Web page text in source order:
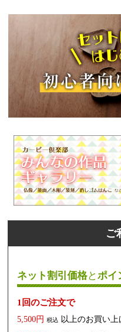
ご
ネット割引価格とポイ
1回のご注文で
5,500円 税込 以上のお買い上